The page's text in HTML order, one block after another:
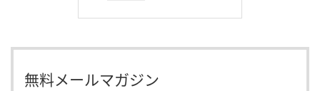
無料メールマガジン